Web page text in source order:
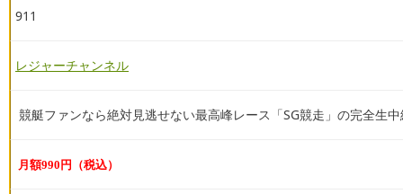
911
レジャーチャンネル
競艇ファンなら絶対見逃せない最高峰レース「SG競走」の完全生
月額990円（税込）